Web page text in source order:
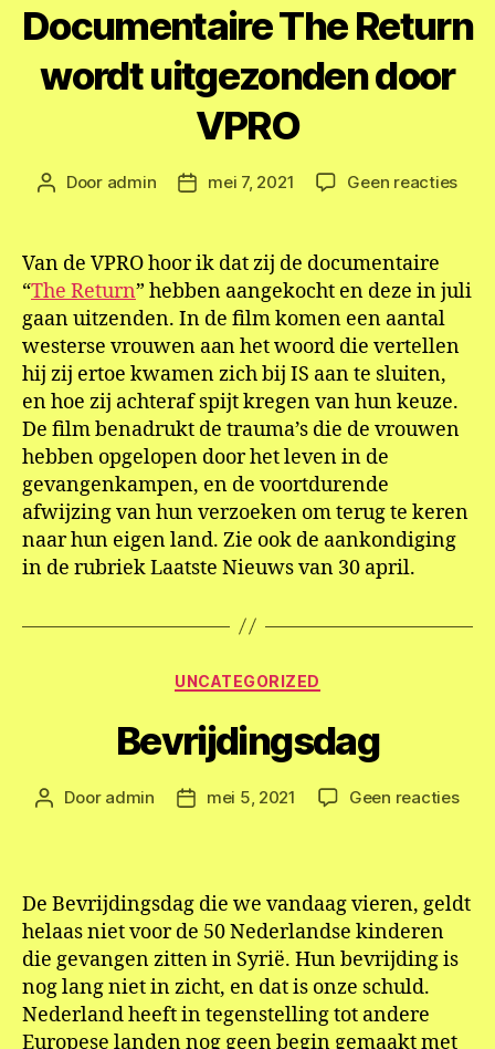
Documentaire The Return
wordt uitgezonden door
VPRO
Berichtauteur
Door admin Berichtdatum
mei 7, 2021 Geen reactiesop
Van de VPRO hoor ik dat zij de documentaire
“The Return” hebben aangekocht en deze in juli
gaan uitzenden. In de film komen een aantal
westerse vrouwen aan het woord die vertellen
hij zij ertoe kwamen zich bij IS aan te sluiten,
en hoe zij achteraf spijt kregen van hun keuze.
De film benadrukt de trauma’s die de vrouwen
hebben opgelopen door het leven in de
gevangenkampen, en de voortdurende
afwijzing van hun verzoeken om terug te keren
naar hun eigen land. Zie ook de aankondiging
in de rubriek Laatste Nieuws van 30 april.
Categorieën
UNCATEGORIZED
Bevrijdingsdag
Berichtauteur
Door admin Berichtdatum
mei 5, 2021 Geen reactiesop
De Bevrijdingsdag die we vandaag vieren, geldt
helaas niet voor de 50 Nederlandse kinderen
die gevangen zitten in Syrië. Hun bevrijding is
nog lang niet in zicht, en dat is onze schuld.
Nederland heeft in tegenstelling tot andere
Europese landen nog geen begin gemaakt met